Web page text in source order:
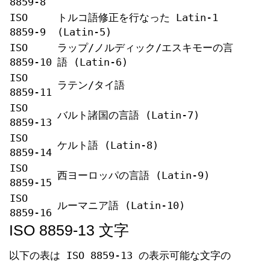
ISO
8859-9
トルコ語修正を行なった Latin-1
(Latin-5)
ISO
8859-10
ラップ/ノルディック/エスキモーの言
語 (Latin-6)
ISO
8859-11
ラテン/タイ語
ISO
8859-13
バルト諸国の言語 (Latin-7)
ISO
8859-14
ケルト語 (Latin-8)
ISO
8859-15
西ヨーロッパの言語 (Latin-9)
ISO
8859-16
ルーマニア語 (Latin-10)
ISO 8859-13 文字
以下の表は ISO 8859-13 の表示可能な文字の